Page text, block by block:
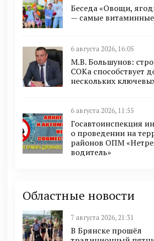
Беседа «Овощи,
— самые
6 августа 2026, 16:05
М.В. Большунов:
СОКа способствует
нескольких
6 августа 2026, 11:55
Госавтоинспекция
о проведении на
районов ОПМ
водитель»
Областные новости
7 августа 2026, 21:31
В Брянске прошёл